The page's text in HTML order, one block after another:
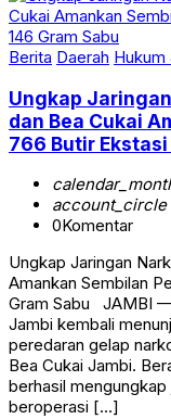
Berita Daerah Hukum
Ungkap
dan Bea Cukai
766 Butir Ekstasi
account_circle
0Komentar
Ungkap Jaringan
Amankan Sembilan
Gram Sabu JAMBI —
Jambi kembali
peredaran gelap
Bea Cukai Jambi.
berhasil
beroperasi […]